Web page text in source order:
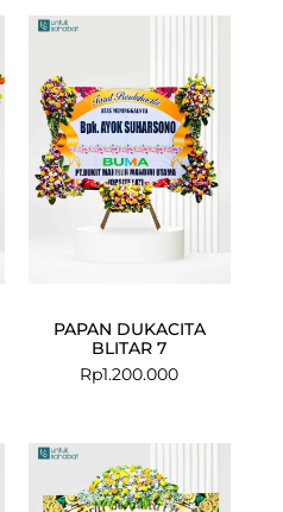
PAPAN DUKACITA
BLITAR 7
Rp1.200.000